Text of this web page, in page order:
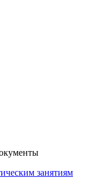
занятиям